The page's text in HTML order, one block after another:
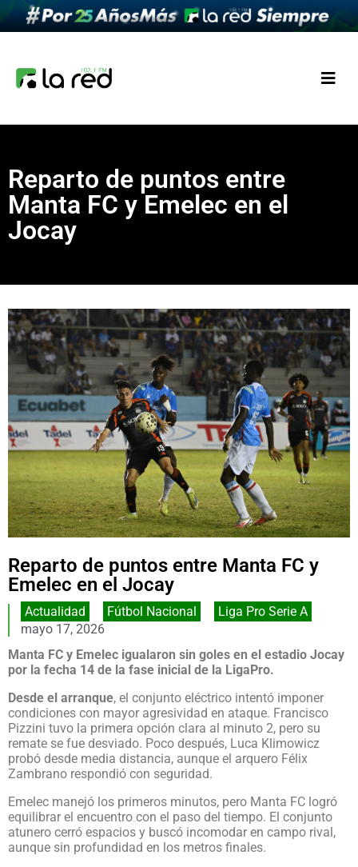
Reparto de puntos entre
Manta FC y Emelec en el
Jocay
Reparto de puntos entre Manta FC y
Emelec en el Jocay
Actualidad Fútbol Nacional
Liga Pro Serie A
mayo 17, 2026
Manta FC y Emelec igualaron sin goles en el estadio Jocay
por la fecha 14 de la fase inicial de la LigaPro.
Desde el arranque, el conjunto eléctrico intentó imponer
condiciones con mayor agresividad en ataque. Francisco
Pizzini tuvo la primera opción clara al minuto 2, pero su
remate se fue desviado. Poco después, Luca Klimowicz
probó desde media distancia, aunque el arquero Félix
Zambrano respondió con seguridad.
Emelec manejó los primeros minutos, pero Manta FC logró
equilibrar el encuentro con el paso del tiempo. El conjunto
atunero cerró espacios y buscó incomodar en campo rival,
aunque sin profundidad en los metros finales.